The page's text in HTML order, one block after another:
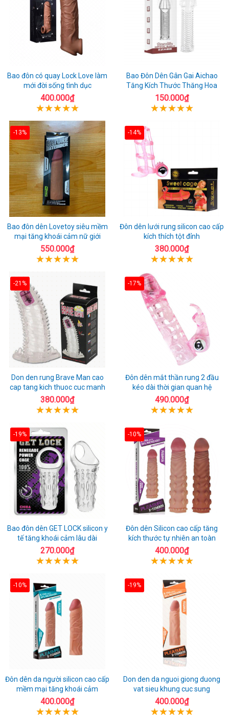
Bao đôn có quay Lock Love làm
mới đời sống tình dục
400.000₫
Bao Đôn Dên Gân Gai Aichao
Tăng Kích Thước Thăng Hoa
150.000₫
-13%
Bao đôn dên Lovetoy siêu mềm
mại tăng khoái cảm nữ giới
550.000₫
-14%
Đôn dên lưới rung silicon cao cấp
kích thích tột đỉnh
380.000₫
-21%
Don den rung Brave Man cao
cap tang kich thuoc cuc manh
380.000₫
-17%
Đôn dên mắt thần rung 2 đầu
kéo dài thời gian quan hệ
490.000₫
-19%
Bao đôn dên GET LOCK silicon y
tế tăng khoái cảm lâu dài
270.000₫
-10%
Đôn dên Silicon cao cấp tăng
kích thước tự nhiên an toàn
400.000₫
-10%
Đôn dên da người silicon cao cấp
mềm mại tăng khoái cảm
400.000₫
-19%
Don den da nguoi giong duong
vat sieu khung cuc sung
400.000₫